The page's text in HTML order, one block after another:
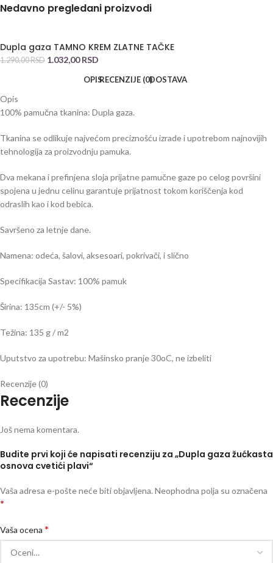
Nedavno pregledani proizvodi
Dupla gaza TAMNO KREM ZLATNE TAČKE
1.290,00RSD 1.032,00RSD
OPISRECENZIJE (0)DOSTAVA
Opis
100% pamučna tkanina: Dupla gaza.
Tkanina se odlikuje najvećom preciznošću izrade i upotrebom najnovijih
tehnologija za proizvodnju pamuka.
Dva mekana i prefinjena sloja prijatne pamučne gaze po celog površini
spojena u jednu celinu garantuje prijatnost tokom koriščenja kod
odraslih kao i kod bebica.
Savršeno za letnje dane.
Namena: odeća, šalovi, aksesoari, pokrivači, i slično
Specifikacija Sastav: 100% pamuk
Širina: 135cm (+/- 5%)
Težina: 135 g / m2
Uputstvo za upotrebu: Mašinsko pranje 30oC, ne izbeliti
Recenzije (0)
Recenzije
Još nema komentara.
Budite prvi koji će napisati recenziju za „Dupla gaza žućkasta
osnova cvetići plavi“
Vaša adresa e-pošte neće biti objavljena. Neophodna polja su označena
*
Vaša ocena *